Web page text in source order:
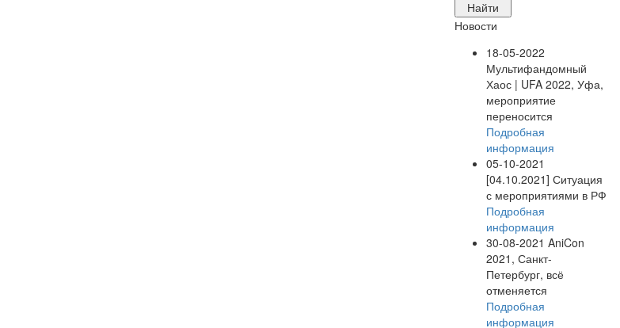
Новости
18-05-2022
Мультифандомный
Хаос | UFA 2022, Уфа,
мероприятие
переносится
Подробная
информация
05-10-2021
[04.10.2021] Ситуация
с мероприятиями в РФ
Подробная
информация
30-08-2021 AniCon
2021, Санкт-
Петербург, всё
отменяется
Подробная
информация